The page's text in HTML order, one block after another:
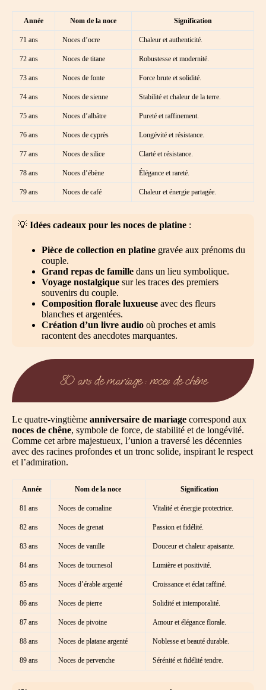
Année Nom de la noce Signification
71 ans Noces d’ocre Chaleur et authenticité.
72 ans Noces de titane Robustesse et modernité.
73 ans Noces de fonte Force brute et solidité.
74 ans Noces de sienne Stabilité et chaleur de la terre.
75 ans Noces d’albâtre Pureté et raffinement.
76 ans Noces de cyprès Longévité et résistance.
77 ans Noces de silice Clarté et résistance.
78 ans Noces d’ébène Élégance et rareté.
79 ans Noces de café Chaleur et énergie partagée.
💡 Idées cadeaux pour les noces de platine :
Pièce de collection en platine gravée aux prénoms du
couple.
Grand repas de famille dans un lieu symbolique.
Voyage nostalgique sur les traces des premiers
souvenirs du couple.
Composition florale luxueuse avec des fleurs
blanches et argentées.
Création d’un livre audio où proches et amis
racontent des anecdotes marquantes.
80 ans de mariage : noces de chêne
Le quatre-vingtième anniversaire de mariage correspond aux
noces de chêne, symbole de force, de stabilité et de longévité.
Comme cet arbre majestueux, l’union a traversé les décennies
avec des racines profondes et un tronc solide, inspirant le respect
et l’admiration.
Année Nom de la noce Signification
81 ans Noces de cornaline Vitalité et énergie protectrice.
82 ans Noces de grenat Passion et fidélité.
83 ans Noces de vanille Douceur et chaleur apaisante.
84 ans Noces de tournesol Lumière et positivité.
85 ans Noces d’érable argenté Croissance et éclat raffiné.
86 ans Noces de pierre Solidité et intemporalité.
87 ans Noces de pivoine Amour et élégance florale.
88 ans Noces de platane argenté Noblesse et beauté durable.
89 ans Noces de pervenche Sérénité et fidélité tendre.